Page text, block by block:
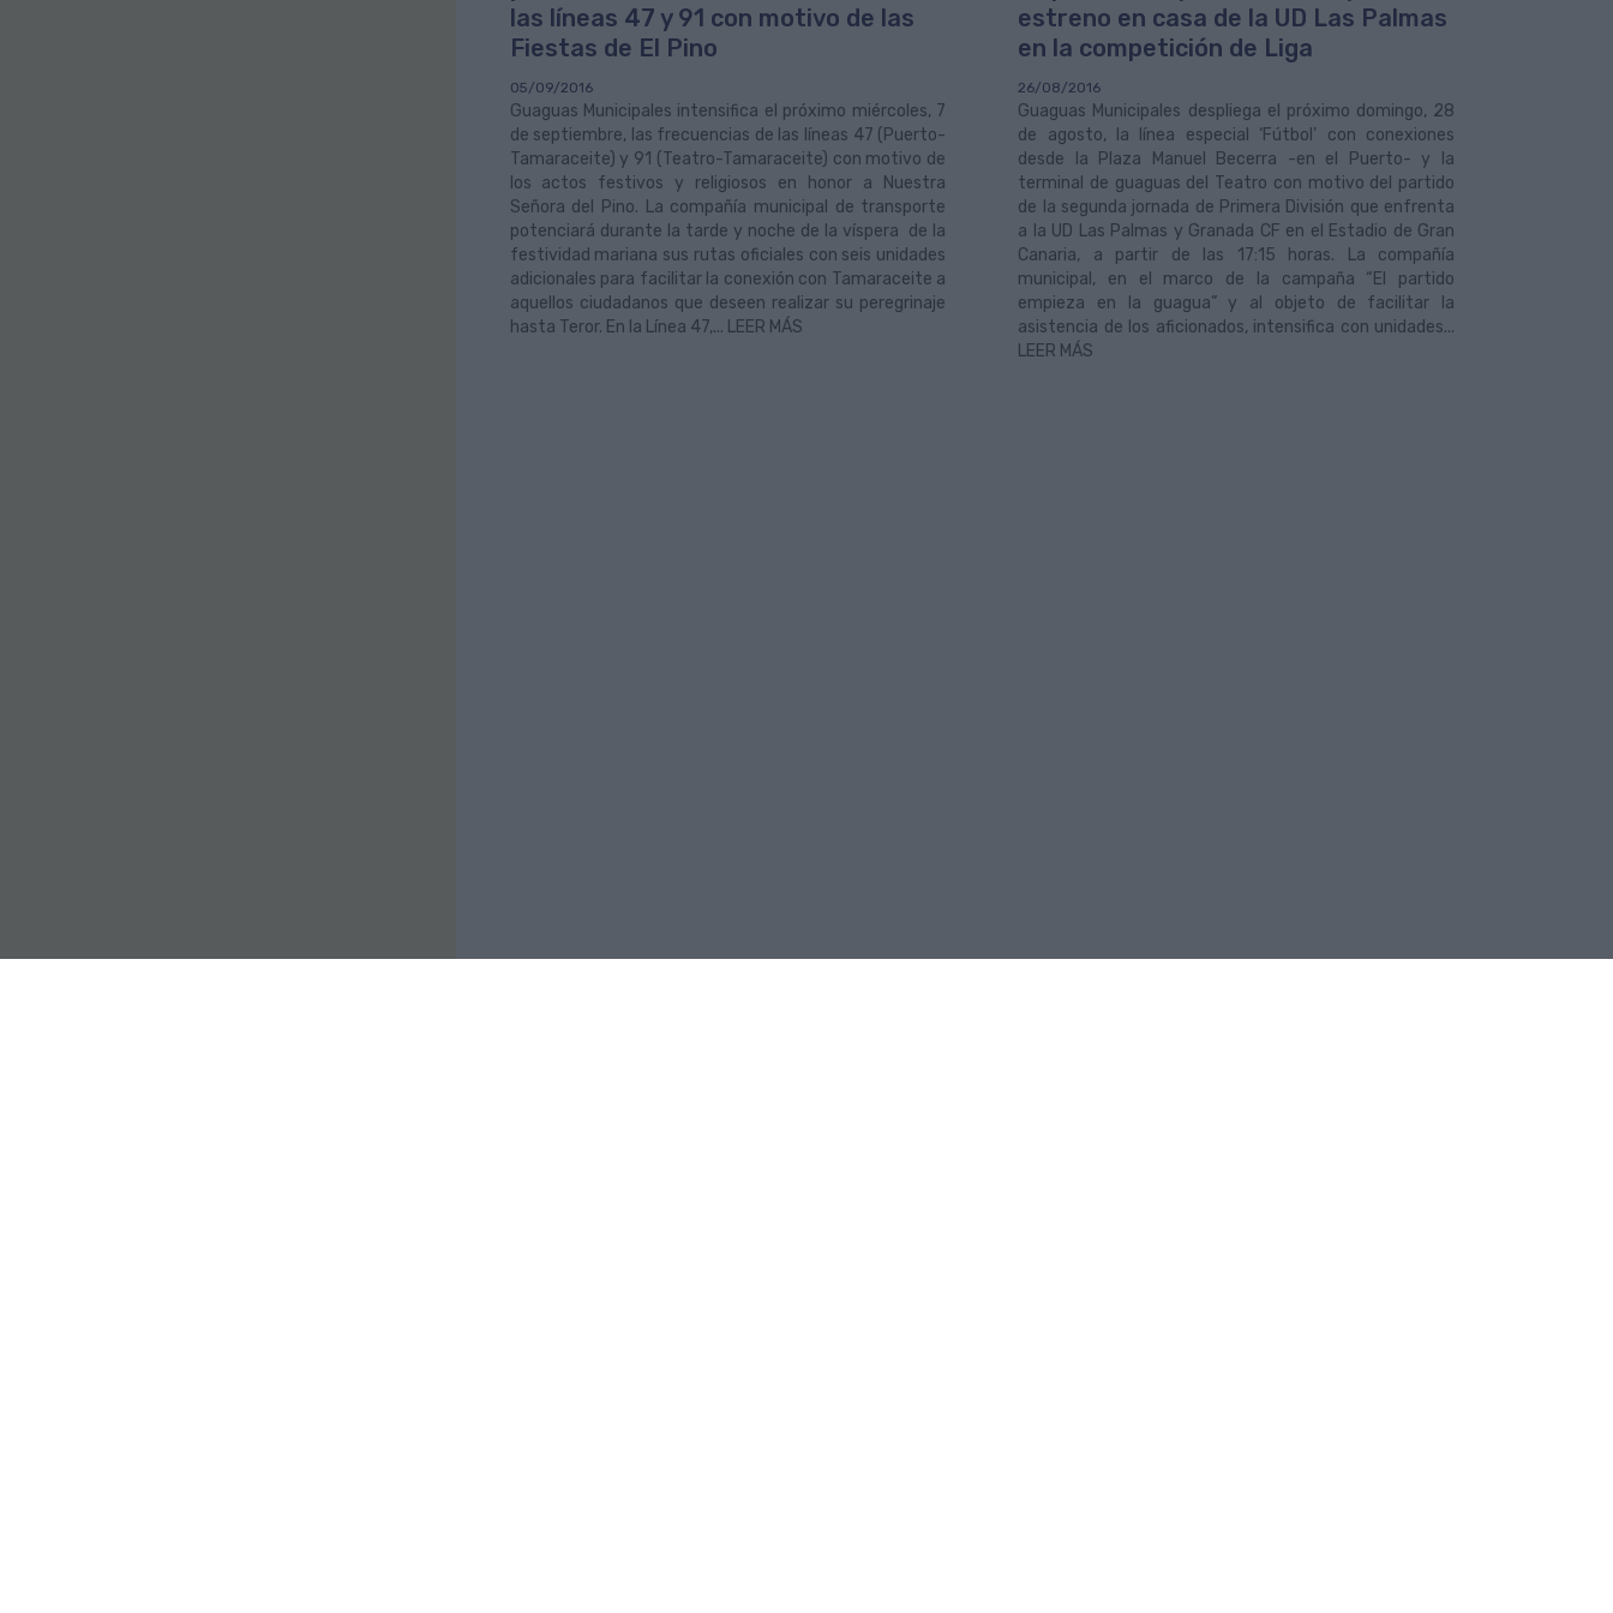
las líneas 47 y 91 con motivo de las
Fiestas de El Pino
05/09/2016
Guaguas Municipales intensifica el próximo miércoles, 7
de septiembre, las frecuencias de las líneas 47 (Puerto-
Tamaraceite) y 91 (Teatro-Tamaraceite) con motivo de
los actos festivos y religiosos en honor a Nuestra
Señora del Pino. La compañía municipal de transporte
potenciará durante la tarde y noche de la víspera de la
festividad mariana sus rutas oficiales con seis unidades
adicionales para facilitar la conexión con Tamaraceite a
aquellos ciudadanos que deseen realizar su peregrinaje
hasta Teror. En la Línea 47,... LEER MÁS
estreno en casa de la UD Las Palmas
en la competición de Liga
26/08/2016
Guaguas Municipales despliega el próximo domingo, 28
de agosto, la línea especial ‘Fútbol’ con conexiones
desde la Plaza Manuel Becerra -en el Puerto- y la
terminal de guaguas del Teatro con motivo del partido
de la segunda jornada de Primera División que enfrenta
a la UD Las Palmas y Granada CF en el Estadio de Gran
Canaria, a partir de las 17:15 horas. La compañía
municipal, en el marco de la campaña “El partido
empieza en la guagua” y al objeto de facilitar la
asistencia de los aficionados, intensifica con unidades...
LEER MÁS